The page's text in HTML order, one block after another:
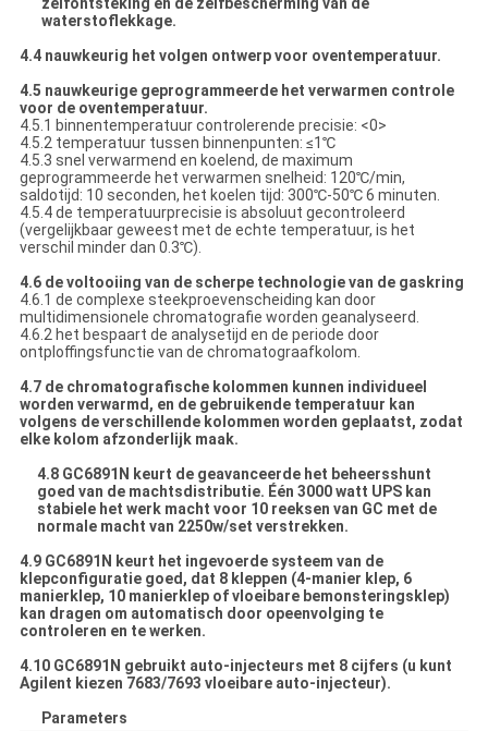
zelfontsteking en de zelfbescherming van de
waterstoflekkage.
4.4 nauwkeurig het volgen ontwerp voor oventemperatuur.
4.5 nauwkeurige geprogrammeerde het verwarmen controle
voor de oventemperatuur.
4.5.1 binnentemperatuur controlerende precisie: <0>
4.5.2 temperatuur tussen binnenpunten: ≤1℃
4.5.3 snel verwarmend en koelend, de maximum
geprogrammeerde het verwarmen snelheid: 120℃/min,
saldotijd: 10 seconden, het koelen tijd: 300℃-50℃ 6 minuten.
4.5.4 de temperatuurprecisie is absoluut gecontroleerd
(vergelijkbaar geweest met de echte temperatuur, is het
verschil minder dan 0.3℃).
4.6 de voltooiing van de scherpe technologie van de gaskring
4.6.1 de complexe steekproevenscheiding kan door
multidimensionele chromatografie worden geanalyseerd.
4.6.2 het bespaart de analysetijd en de periode door
ontploffingsfunctie van de chromatograafkolom.
4.7 de chromatografische kolommen kunnen individueel
worden verwarmd, en de gebruikende temperatuur kan
volgens de verschillende kolommen worden geplaatst, zodat
elke kolom afzonderlijk maak.
4.8 GC6891N keurt de geavanceerde het beheersshunt
goed van de machtsdistributie. Één 3000 watt UPS kan
stabiele het werk macht voor 10 reeksen van GC met de
normale macht van 2250w/set verstrekken.
4.9 GC6891N keurt het ingevoerde systeem van de
klepconfiguratie goed, dat 8 kleppen (4-manier klep, 6
manierklep, 10 manierklep of vloeibare bemonsteringsklep)
kan dragen om automatisch door opeenvolging te
controleren en te werken.
4.10 GC6891N gebruikt auto-injecteurs met 8 cijfers (u kunt
Agilent kiezen 7683/7693 vloeibare auto-injecteur).
Parameters